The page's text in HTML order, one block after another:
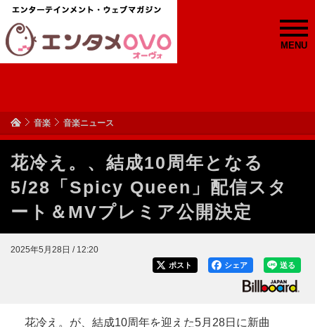
MENU
音楽 音楽ニュース
花冷え。、結成10周年となる
5/28「Spicy Queen」配信スタ
ート＆MVプレミア公開決定
2025年5月28日 / 12:20
送る
シェア
ポスト
花冷え。が、結成10周年を迎えた5月28日に新曲